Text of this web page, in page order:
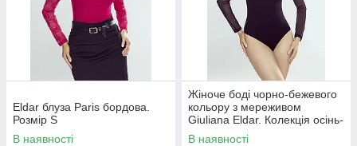
Eldar блуза Paris бордова.
Розмір S
В наявності
Жіноче боді чорно-бежевого
кольору з мереживом
Giuliana Eldar. Колекція осінь-
зима
В наявності